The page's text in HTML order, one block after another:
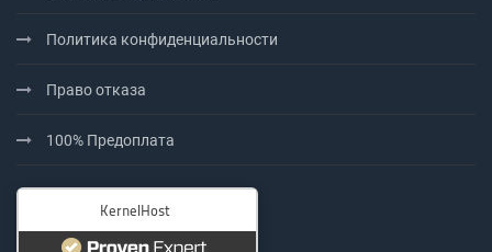
Политика конфиденциальности
Право отказа
100% Предоплата